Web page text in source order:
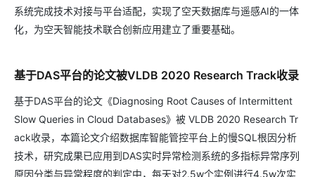
系统完成技术对接与平台适配，实现了空天数据库与遥感AI的一体
化，为空天智能技术联合创新应用建立了重要基础。
基于DAS平台的论文被VLDB 2020 Research Track收录
基于DAS平台的论文《Diagnosing Root Causes of Intermittent
Slow Queries in Cloud Databases》被 VLDB 2020 Research Tr
ack收录，本篇论文介绍数据库智能管控平台上的慢SQL根因分析
技术，研究成果已应用到DAS实时异常检测系统的多指标异常序列
原因分类与异常程度的判定中，每天对2.5w个实例进行4.5w次实